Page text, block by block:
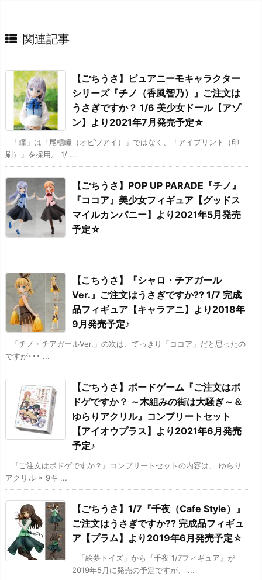
関連記事
【ごちうさ】ピュアニーモキャラクター
シリーズ『チノ（香風智乃）』ご注文は
うさぎですか？ 1/6 美少女ドール【アゾ
ン】より2021年7月発売予定☆
「瞳」は「尾櫃瞳（オビツアイ）」ではなく、「アイプリント（印
刷）」を採用。 1/ ...
【ごちうさ】POP UP PARADE『チノ』
『ココア』美少女フィギュア【グッドス
マイルカンパニー】より2021年5月発売
予定☆
【こちうさ】『シャロ・チアガール
Ver.』ご注文はうさぎですか?? 1/7 完成
品フィギュア【キャラアニ】より2018年
9月発売予定♪
「チノ・チアガールVer.」の次は、てっきり「ココア」だと思ったの
ですが･･･ ...
【ごちうさ】ボードゲーム『ご注文はボ
ドゲですか？ ～木組みの街は大騒ぎ～＆
ゆらりアクリル』コンプリートセット
【アイオウプラス】より2021年6月発売
予定♪
『ご注文はボドゲですか？』コンプリートセットの内容は、 ゆらり
アクリル × 9キ ...
【ごちうさ】1/7『千夜（Cafe Style）』
ご注文はうさぎですか?? 完成品フィギュ
ア【プラム】より2019年6月発売予定☆
「絵夢トイズ」から『千夜 1/7フィギュア』が
2019年5月に発売の予定ですが、 ...